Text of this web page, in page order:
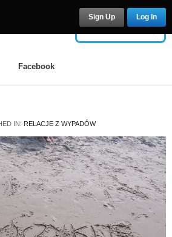
Facebook
Log In
Sign Up
IN: RELACJE Z WYPADÓW
Me